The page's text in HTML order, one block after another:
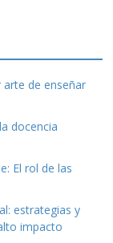
arte de enseñar
docencia
El rol de las
estrategias y
impacto